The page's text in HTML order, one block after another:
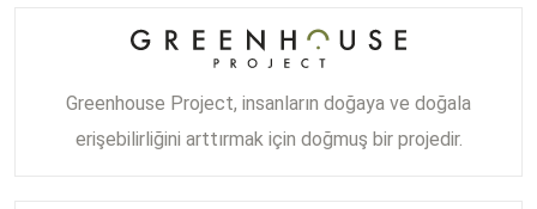
Greenhouse Project, insanların doğaya ve doğala
erişebilirliğini arttırmak için doğmuş bir projedir.